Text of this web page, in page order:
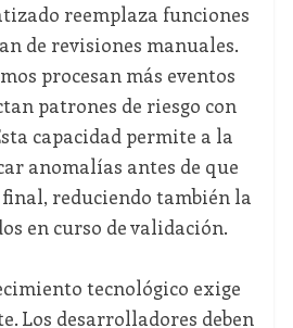
reemplaza funciones
de revisiones manuales.
procesan más eventos
patrones de riesgo con
capacidad permite a la
anomalías antes de que
reduciendo también la
en curso de validación.
tecnológico exige
Los desarrolladores deben